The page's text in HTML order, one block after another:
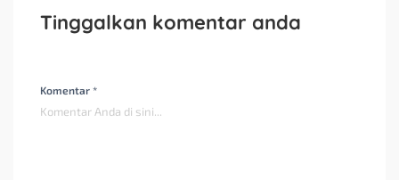
Tinggalkan komentar anda
Komentar *